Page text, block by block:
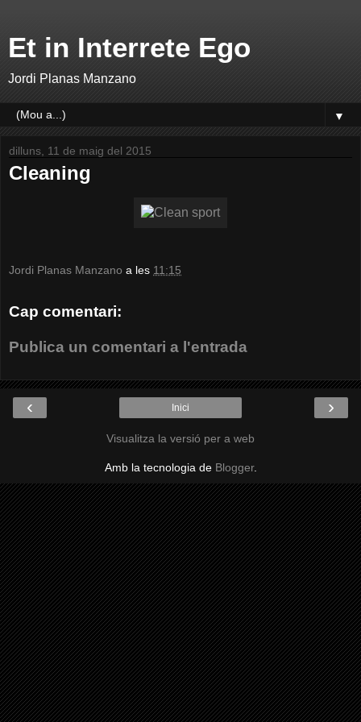
Et in Interrete Ego
Jordi Planas Manzano
▼
dilluns, 11 de maig del 2015
Cleaning
Jordi Planas Manzano a les 11:15
Cap comentari:
Publica un comentari a l'entrada
‹ ›
Inici
Visualitza la versió per a web
Amb la tecnologia de Blogger.